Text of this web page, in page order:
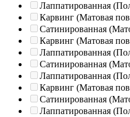
Лаппатированная
Карвинг (Матовая
Сатинированная
Карвинг (Матовая
Лаппатированная
Сатинированная
Лаппатированная
Карвинг (Матовая
Сатинированная
Лаппатированная